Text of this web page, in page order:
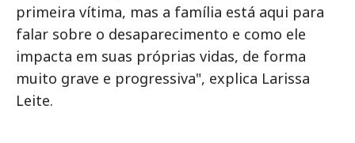
primeira vítima, mas a família está aqui para
falar sobre o desaparecimento e como ele
impacta em suas próprias vidas, de forma
muito grave e progressiva", explica Larissa
Leite.